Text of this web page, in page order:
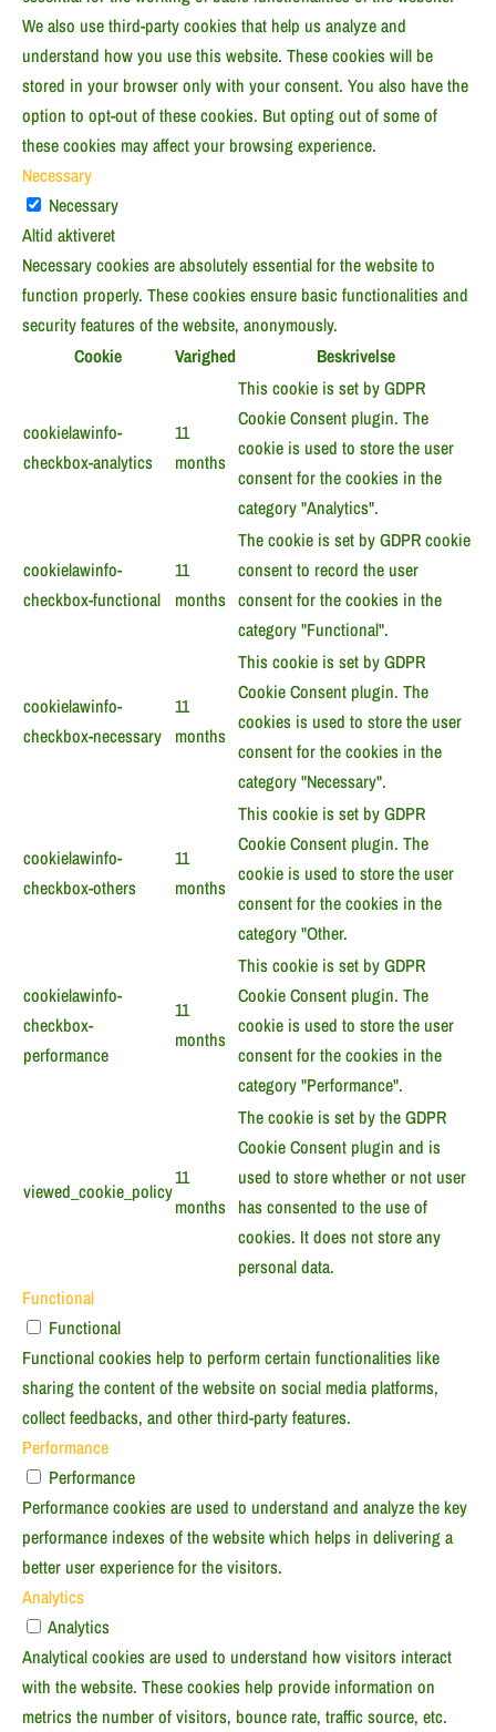
We also use third-party cookies that help us analyze and
understand how you use this website. These cookies will be
stored in your browser only with your consent. You also have the
option to opt-out of these cookies. But opting out of some of
these cookies may affect your browsing experience.
Necessary
Necessary
Altid aktiveret
Necessary cookies are absolutely essential for the website to
function properly. These cookies ensure basic functionalities and
security features of the website, anonymously.
Cookie
Varighed Beskrivelse
cookielawinfo-
checkbox-analytics
11
months
This cookie is set by GDPR
Cookie Consent plugin. The
cookie is used to store the user
consent for the cookies in the
category "Analytics".
cookielawinfo-
checkbox-functional
11
months
The cookie is set by GDPR cookie
consent to record the user
consent for the cookies in the
category "Functional".
cookielawinfo-
checkbox-necessary
11
months
This cookie is set by GDPR
Cookie Consent plugin. The
cookies is used to store the user
consent for the cookies in the
category "Necessary".
cookielawinfo-
checkbox-others
11
months
This cookie is set by GDPR
Cookie Consent plugin. The
cookie is used to store the user
consent for the cookies in the
category "Other.
cookielawinfo-
checkbox-
performance
11
months
This cookie is set by GDPR
Cookie Consent plugin. The
cookie is used to store the user
consent for the cookies in the
category "Performance".
viewed_cookie_policy
11
months
The cookie is set by the GDPR
Cookie Consent plugin and is
used to store whether or not user
has consented to the use of
cookies. It does not store any
personal data.
Functional
Functional
Functional cookies help to perform certain functionalities like
sharing the content of the website on social media platforms,
collect feedbacks, and other third-party features.
Performance
Performance
Performance cookies are used to understand and analyze the key
performance indexes of the website which helps in delivering a
better user experience for the visitors.
Analytics
Analytics
Analytical cookies are used to understand how visitors interact
with the website. These cookies help provide information on
metrics the number of visitors, bounce rate, traffic source, etc.